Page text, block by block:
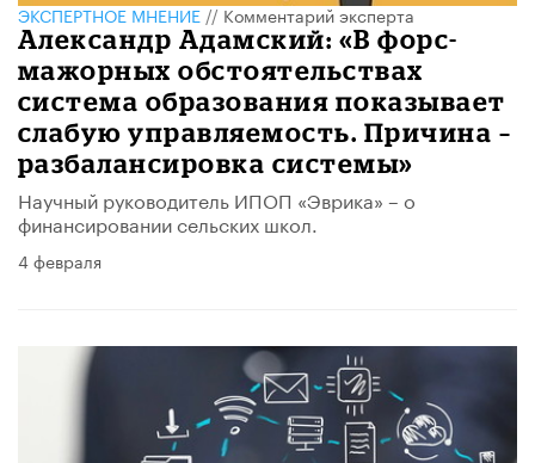
ЭКСПЕРТНОЕ МНЕНИЕ//Комментарий эксперта
Александр Адамский: «В форс-
мажорных обстоятельствах
система образования показывает
слабую управляемость. Причина –
разбалансировка системы»
Научный руководитель ИПОП «Эврика» – о
финансировании сельских школ.
4 февраля